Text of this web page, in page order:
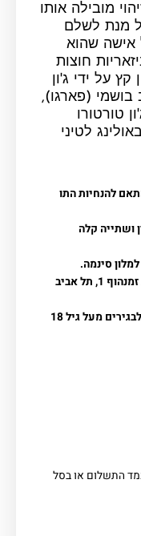
טעות בזיהוי מובילה אותו
מנת לשלם
אישה שהוא
חוצות
קץ על ידי ג'ון
בושמי (פארגו),
טורטורו
לטיני
להנחיות התו
ושתייה קלה
סינמה.
תל אביב
⇐ חלוקת משקאות אלכוהוליים מותרת לבגירים מעל גיל 18
התשלום או בסל